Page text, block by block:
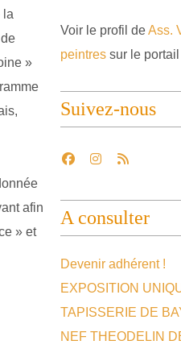
la
»
afin
» et
Voir le profil deAss.
peintres sur le
Suivez-nous
A consulter
Devenir adhérent !
EXPOSITION
TAPISSERIE DE
NEF THEODELIN